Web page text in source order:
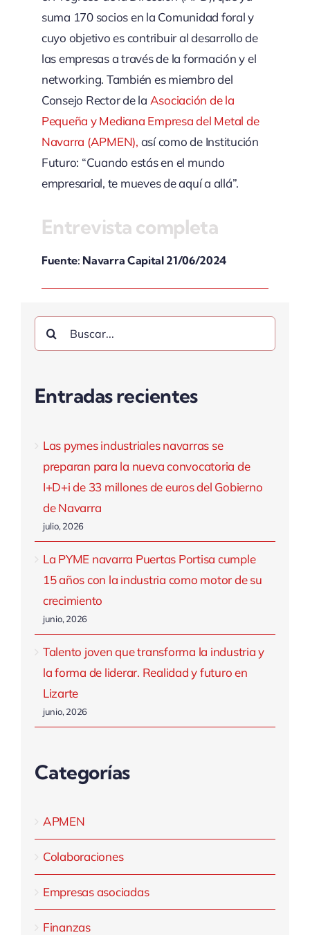
suma 170 socios en la Comunidad foral y
cuyo objetivo es contribuir al desarrollo de
las empresas a través de la formación y el
networking. También es miembro del
Consejo Rector de la Asociación de la
Pequeña y Mediana Empresa del Metal de
Navarra (APMEN), así como de Institución
Futuro: “Cuando estás en el mundo
empresarial, te mueves de aquí a allá”.
Entrevista completa
Fuente: Navarra Capital 21/06/2024
Buscar:
Entradas recientes
Las pymes industriales navarras se
preparan para la nueva convocatoria de
I+D+i de 33 millones de euros del Gobierno
de Navarra
julio, 2026
La PYME navarra Puertas Portisa cumple
15 años con la industria como motor de su
crecimiento
junio, 2026
Talento joven que transforma la industria y
la forma de liderar. Realidad y futuro en
Lizarte
junio, 2026
Categorías
APMEN
Colaboraciones
Empresas asociadas
Finanzas